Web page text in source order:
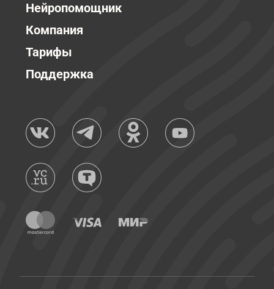
Нейропомощник
Компания
Тарифы
Поддержка